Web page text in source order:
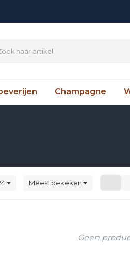
Champagne
Meest bekeken
Geen